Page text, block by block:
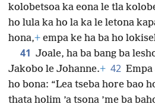
kolobetsoa ka eona le tla
ho lula ka ho la ka le letona
hona,+ empa ke ha ba ho
41 Joale, ha ba bang ba
Jakobo le Johanne.+ 42 Empa
ho bona: “Lea tseba hore bao
thata holim ’a tsona ’me ba